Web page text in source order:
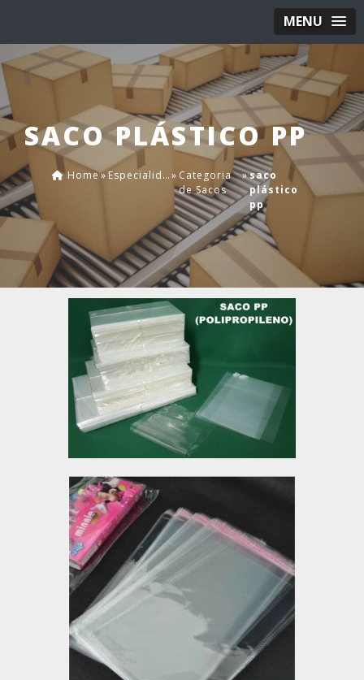
MENU
SACO PLÁSTICO PP
Home» Especialidades » Categoria
de Sacos
»saco
plástico
pp